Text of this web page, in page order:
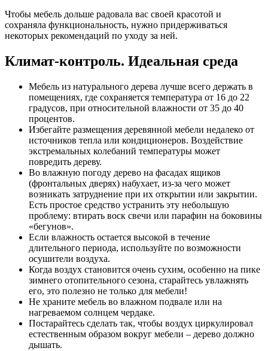
Чтобы мебель дольше радовала вас своей красотой и
сохраняла функциональность, нужно придерживаться
некоторых рекомендаций по уходу за ней.
Климат-контроль. Идеальная среда
Мебель из натурального дерева лучше всего держать в
помещениях, где сохраняется температура от 16 до 22
градусов, при относительной влажности от 35 до 40
процентов.
Избегайте размещения деревянной мебели недалеко от
источников тепла или кондиционеров. Воздействие
экстремальных колебаний температуры может
повредить дереву.
Во влажную погоду дерево на фасадах ящиков
(фронтальных дверях) набухает, из-за чего может
возникать затруднение при их открытии или закрытии.
Есть простое средство устранить эту небольшую
проблему: втирать воск свечи или парафин на боковины
«бегунов».
Если влажность остается высокой в течение
длительного периода, используйте по возможности
осушители воздуха.
Когда воздух становится очень сухим, особенно на пике
зимнего отопительного сезона, старайтесь увлажнять
его, это полезно не только для мебели!
Не храните мебель во влажном подвале или на
нагреваемом солнцем чердаке.
Постарайтесь сделать так, чтобы воздух циркулировал
естественным образом вокруг мебели – дерево должно
дышать.